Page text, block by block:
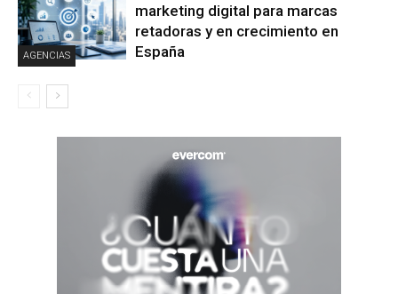
AGENCIAS
marketing digital para marcas
retadoras y en crecimiento en
España